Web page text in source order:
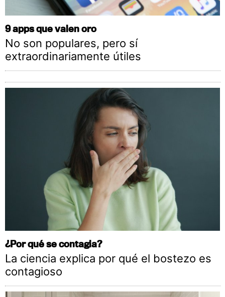
9 apps que valen oro
No son populares, pero sí
extraordinariamente útiles
¿Por qué se contagia?
La ciencia explica por qué el bostezo es
contagioso